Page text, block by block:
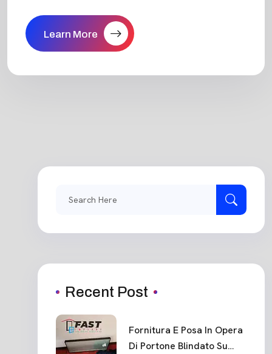
Learn More
Recent Post
Fornitura E Posa In Opera
Di Portone Blindato Su